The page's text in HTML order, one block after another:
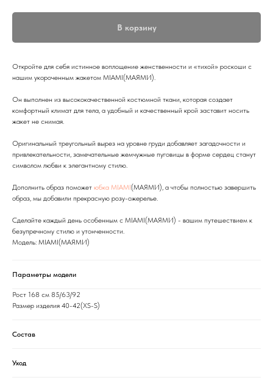
В корзину
Откройте для себя истинное воплощение женственности и «тихой» роскоши с
нашим укороченным жакетом MIAMI(МАЯМИ).
Он выполнен из высококачественной костюмной ткани, которая создает
комфортный климат для тела, а удобный и качественный крой заставит носить
жакет не снимая.
Оригинальный треугольный вырез на уровне груди добавляет загадочности и
привлекательности, замечательные жемчужные пуговицы в форме сердец станут
символом любви к элегантному стилю.
Дополнить образ поможет юбка MIAMI(МАЯМИ), а чтобы полностью завершить
образ, мы добавили прекрасную розу-ожерелье.
Сделайте каждый день особенным с MIAMI(МАЯМИ) - вашим путешествием к
безупречному стилю и утонченности.
Модель: MIAMI(МАЯМИ)
Параметры модели
Рост 168 см 85/63/92
Размер изделия 40-42(XS-S)
Состав
Уход